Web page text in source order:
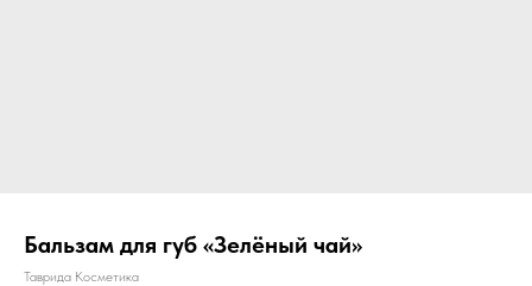
Бальзам для губ «Зелёный чай»
Таврида Косметика